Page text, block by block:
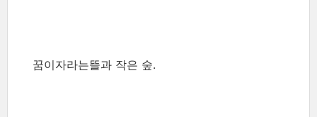
꿈이자라는뜰과 작은 숲.